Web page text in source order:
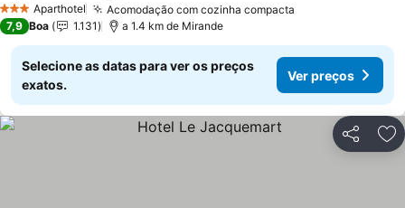
3 EstrelasAparthotel Acomodação com cozinha compacta
7,9 Boa 1.131 a 1.4 km de Mirande
Selecione as datas para ver os preços
exatos.
Ver preços
Partilhar